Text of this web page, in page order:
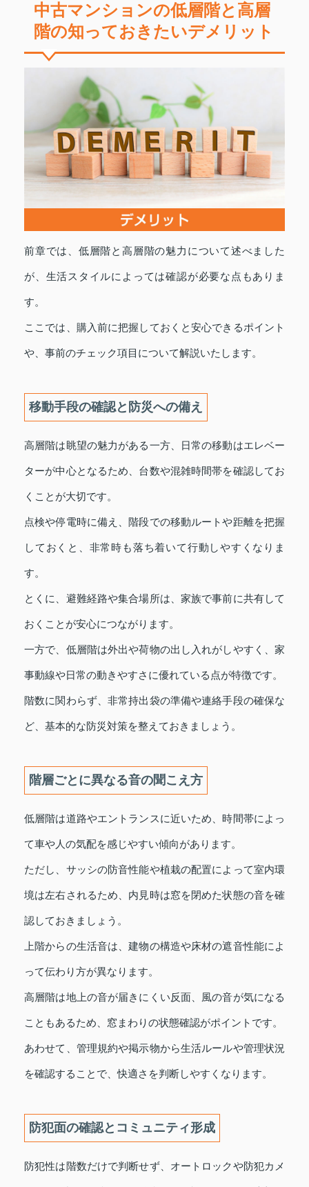
中古マンションの低層階と高層
階の知っておきたいデメリット
前章では、低層階と高層階の魅力について述べました
が、生活スタイルによっては確認が必要な点もありま
す。
ここでは、購入前に把握しておくと安心できるポイント
や、事前のチェック項目について解説いたします。
移動手段の確認と防災への備え
高層階は眺望の魅力がある一方、日常の移動はエレベー
ターが中心となるため、台数や混雑時間帯を確認してお
くことが大切です。
点検や停電時に備え、階段での移動ルートや距離を把握
しておくと、非常時も落ち着いて行動しやすくなりま
す。
とくに、避難経路や集合場所は、家族で事前に共有して
おくことが安心につながります。
一方で、低層階は外出や荷物の出し入れがしやすく、家
事動線や日常の動きやすさに優れている点が特徴です。
階数に関わらず、非常持出袋の準備や連絡手段の確保な
ど、基本的な防災対策を整えておきましょう。
階層ごとに異なる音の聞こえ方
低層階は道路やエントランスに近いため、時間帯によっ
て車や人の気配を感じやすい傾向があります。
ただし、サッシの防音性能や植栽の配置によって室内環
境は左右されるため、内見時は窓を閉めた状態の音を確
認しておきましょう。
上階からの生活音は、建物の構造や床材の遮音性能によ
って伝わり方が異なります。
高層階は地上の音が届きにくい反面、風の音が気になる
こともあるため、窓まわりの状態確認がポイントです。
あわせて、管理規約や掲示物から生活ルールや管理状況
を確認することで、快適さを判断しやすくなります。
防犯面の確認とコミュニティ形成
防犯性は階数だけで判断せず、オートロックや防犯カメ